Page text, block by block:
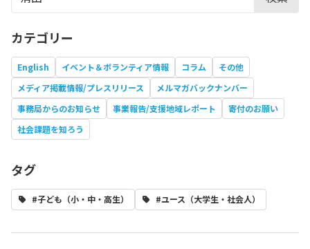
カテゴリー
English イベント＆ボランティア情報 コラム
その他
メディア掲載情報/プレスリリース
メルマガバックナンバー
事務局からのお知らせ
事業報告/支援地域レポート
寄付のお願い
社会課題を知ろう
タグ
#子ども（小・中・高生） #ユース（大学生・社会人）